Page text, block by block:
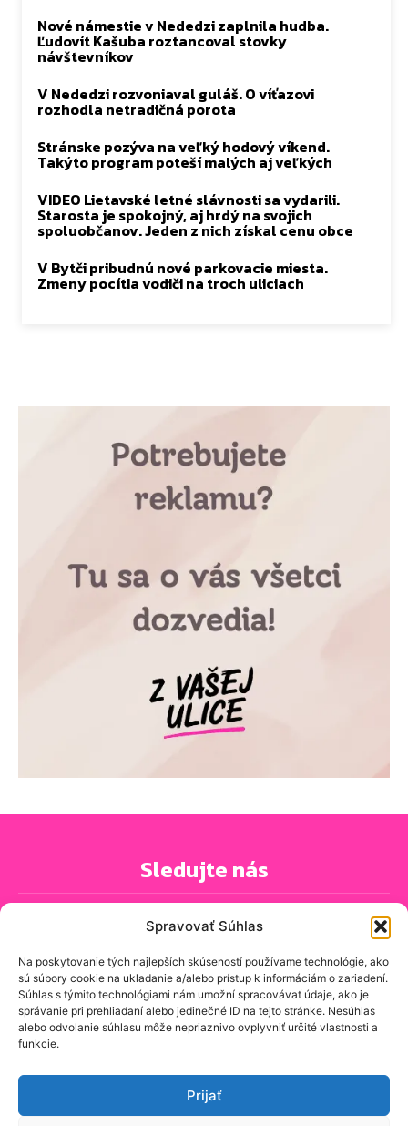
Spravovať Súhlas
Na poskytovanie tých najlepších skúseností používame technológie, ako
sú súbory cookie na ukladanie a/alebo prístup k informáciám o zariadení.
Súhlas s týmito technológiami nám umožní spracovávať údaje, ako je
správanie pri prehliadaní alebo jedinečné ID na tejto stránke. Nesúhlas
alebo odvolanie súhlasu môže nepriaznivo ovplyvniť určité vlastnosti a
funkcie.
Prijať
Nové námestie v Nededzi zaplnila hudba.
Ľudovít Kašuba roztancoval stovky
návštevníkov
V Nededzi rozvoniaval guláš. O víťazovi
rozhodla netradičná porota
Stránske pozýva na veľký hodový víkend.
Takýto program poteší malých aj veľkých
VIDEO Lietavské letné slávnosti sa vydarili.
Starosta je spokojný, aj hrdý na svojich
spoluobčanov. Jeden z nich získal cenu obce
V Bytči pribudnú nové parkovacie miesta.
Zmeny pocítia vodiči na troch uliciach
Sledujte nás
PRIHLÁSIŤ SA K ODBERU NOVINIEK
Kontakt
Zásady ochrany osobných údajov